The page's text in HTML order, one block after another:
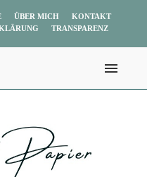
ÜBER MICH
KONTAKT
TRANSPARENZ